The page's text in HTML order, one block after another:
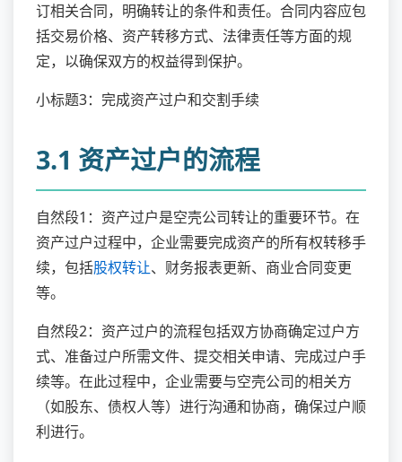
订相关合同，明确转让的条件和责任。合同内容应包
括交易价格、资产转移方式、法律责任等方面的规
定，以确保双方的权益得到保护。
小标题3：完成资产过户和交割手续
3.1 资产过户的流程
自然段1：资产过户是空壳公司转让的重要环节。在
资产过户过程中，企业需要完成资产的所有权转移手
续，包括股权转让、财务报表更新、商业合同变更
等。
自然段2：资产过户的流程包括双方协商确定过户方
式、准备过户所需文件、提交相关申请、完成过户手
续等。在此过程中，企业需要与空壳公司的相关方
（如股东、债权人等）进行沟通和协商，确保过户顺
利进行。